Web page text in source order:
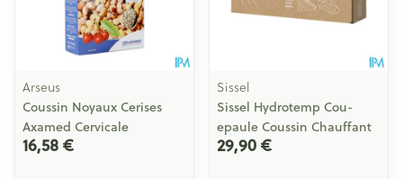
Arseus
Coussin Noyaux Cerises
Axamed Cervicale
16,58 €
Sissel
Sissel Hydrotemp Cou-
epaule Coussin Chauffant
29,90 €